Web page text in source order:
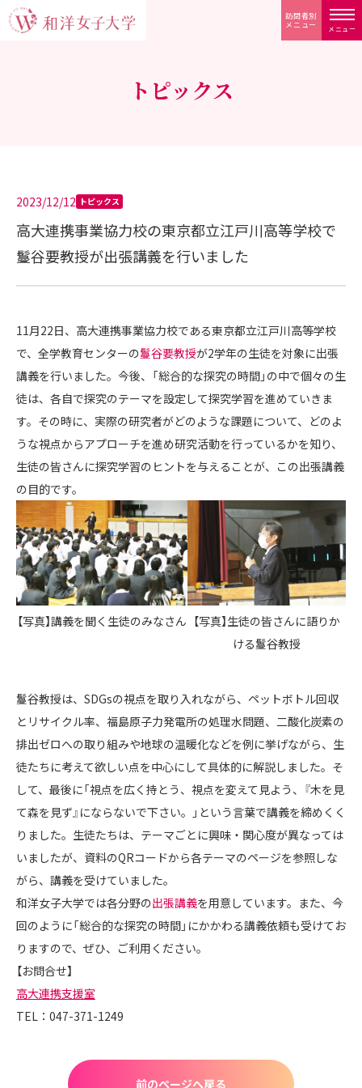
メニュー
訪問者別
メニュー
トピックス
2023/12/12 トピックス
高大連携事業協力校の東京都立江戸川高等学校で
鬘谷要教授が出張講義を行いました
11月22日、高大連携事業協力校である東京都立江戸川高等学校
で、全学教育センターの鬘谷要教授が2学年の生徒を対象に出張
講義を行いました。今後、「総合的な探究の時間」の中で個々の生
徒は、各自で探究のテーマを設定して探究学習を進めていきま
す。その時に、実際の研究者がどのような課題について、どのよ
うな視点からアプローチを進め研究活動を行っているかを知り、
生徒の皆さんに探究学習のヒントを与えることが、この出張講義
の目的です。
【写真】講義を聞く生徒のみなさん 【写真】生徒の皆さんに語りか
ける鬘谷教授
鬘谷教授は、SDGsの視点を取り入れながら、ペットボトル回収
とリサイクル率、福島原子力発電所の処理水問題、二酸化炭素の
排出ゼロへの取り組みや地球の温暖化などを例に挙げながら、生
徒たちに考えて欲しい点を中心にして具体的に解説しました。そ
して、最後に「視点を広く持とう、視点を変えて見よう、『木を見
て森を見ず』にならないで下さい。」という言葉で講義を締めくく
りました。生徒たちは、テーマごとに興味・関心度が異なっては
いましたが、資料のQRコードから各テーマのページを参照しな
がら、講義を受けていました。
和洋女子大学では各分野の出張講義を用意しています。また、今
回のように「総合的な探究の時間」にかかわる講義依頼も受けてお
りますので、ぜひ、ご利用ください。
【お問合せ】
高大連携支援室
TEL：047-371-1249
前のページへ戻る